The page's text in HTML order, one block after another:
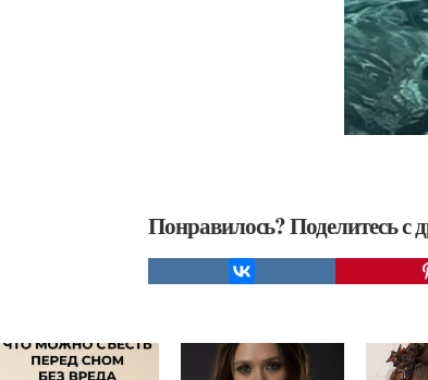
Понравилось? Поделитесь с